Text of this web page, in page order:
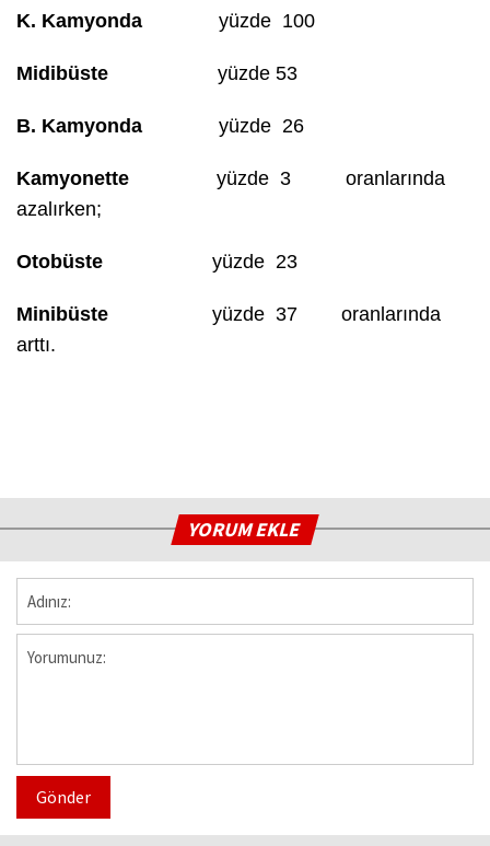
K. Kamyonda yüzde 100
Midibüste yüzde 53
B. Kamyonda yüzde 26
Kamyonette
yüzde 3 oranlarında
azalırken;
Otobüste yüzde 23
Minibüste yüzde 37
oranlarında
arttı.
YORUM EKLE
Gönder